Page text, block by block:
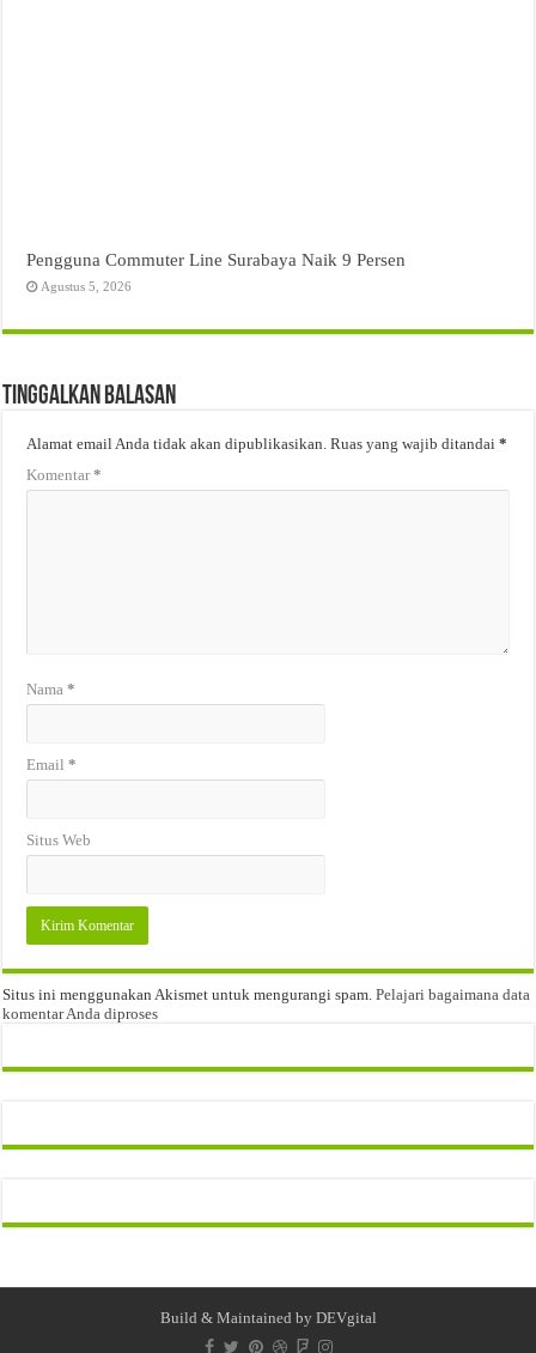
Pengguna Commuter Line Surabaya Naik 9 Persen
Agustus 5, 2026
Tinggalkan Balasan
Alamat email Anda tidak akan dipublikasikan. Ruas yang wajib ditandai*
Komentar*
Nama*
Email*
Situs Web
Situs ini menggunakan Akismet untuk mengurangi spam.Pelajari bagaimana data
komentar Anda diproses
Build & Maintained by DEVgital